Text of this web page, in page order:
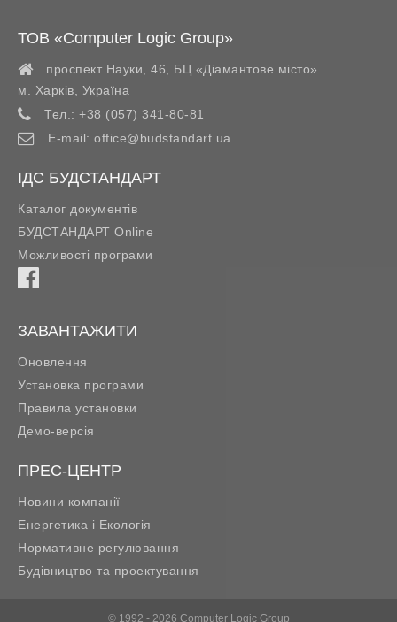
ТОВ «Computer Logic Group»
проспект Науки, 46, БЦ «Діамантове місто»
м. Харків
Україна
Тел.: +38 (057) 341-80-81
E-mail: office@budstandart.ua
ІДС БУДСТАНДАРТ
Каталог документів
БУДСТАНДАРТ Online
Можливості програми
ЗАВАНТАЖИТИ
Оновлення
Установка програми
Правила установки
Демо-версія
ПРЕС-ЦЕНТР
Новини компанії
Енергетика і Екологія
Нормативне регулювання
Будівництво та проектування
© 1992 - 2026 Computer Logic Group